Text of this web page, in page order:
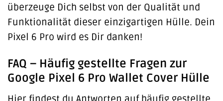
überzeuge Dich selbst von der Qualität und
Funktionalität dieser einzigartigen Hülle. Dein
Pixel 6 Pro wird es Dir danken!
FAQ – Häufig gestellte Fragen zur
Google Pixel 6 Pro Wallet Cover Hülle